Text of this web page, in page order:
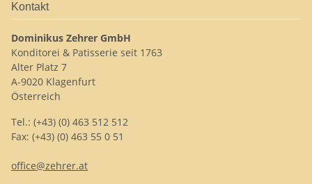
Kontakt
Dominikus Zehrer GmbH
Konditorei & Patisserie seit 1763
Alter Platz 7
A-9020 Klagenfurt
Österreich
Tel.: (+43) (0) 463 512 512
Fax: (+43) (0) 463 55 0 51
office@zehrer.at